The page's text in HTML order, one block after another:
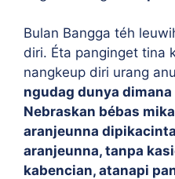
Bulan Bangga téh
diri. Éta panginget tina
nangkeup diri urang
ngudag dunya
Nebraskan bébas
aranjeunna
aranjeunna, tanpa
kabencian, atanapi